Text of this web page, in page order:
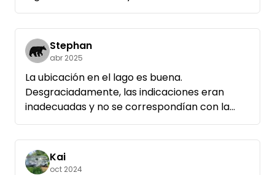
las muchas dificultades para encontrarlo. Si
conduces como escribe Thomas, realmente
no es un arte. :)
Stephan
abr 2025
La ubicación en el lago es buena.
Desgraciadamente, las indicaciones eran
inadecuadas y no se correspondían con la
realidad, el sitio en sí estaba bastante
descuidado. El sitio web de los propietarios
prometía un retrete y electricidad, pero no
había ninguno en la parte trasera y ninguno
Kai
oct 2024